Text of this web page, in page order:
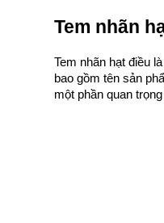
Tem nhãn
Tem nhãn hạt điều
bao gồm tên sản
một phần quan